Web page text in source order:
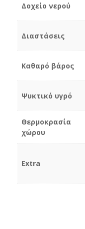
Δοχείο νερού
Διαστάσεις
Καθαρό βάρος
Ψυκτικό υγρό
Θερμοκρασία
χώρου
Extra